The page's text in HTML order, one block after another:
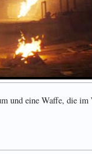
und eine Waffe, die